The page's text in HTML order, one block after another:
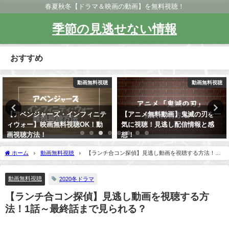
春夏秋冬【ドラマ＆映画の動画】を無料視聴！
季節の見逃せない情報
おすすめ
動画無料視聴
【アベンジャーズ・インフィニテ
ィウォー】映画無料視聴OK！動
画視聴方法！
動画無料視聴
【アニメ無料動画】鬼滅の刃を一
気に視聴！見逃し配信情報と感
想！
ホーム 動画無料視聴
【ランチ合コン探偵】見逃し動画を視聴する方法！1
話～最終話まで見られる？
動画無料視聴 2020冬ドラマ
【ランチ合コン探偵】見逃し動画を視聴する方
法！1話～最終話まで見られる？